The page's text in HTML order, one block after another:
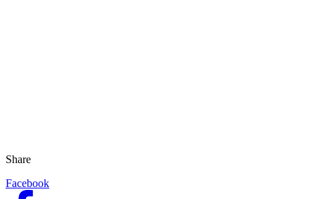
Share
Facebook